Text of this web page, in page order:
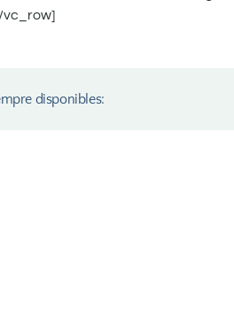
vc_row]
disponibles: